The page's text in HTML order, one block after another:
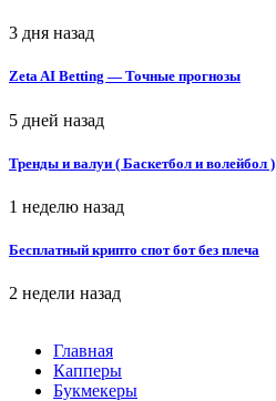
3 дня назад
Zeta AI Betting — Точные прогнозы
5 дней назад
Тренды и валуи ( Баскетбол и волейбол )
1 неделю назад
Бесплатный крипто спот бот без плеча
2 недели назад
Главная
Капперы
Букмекеры